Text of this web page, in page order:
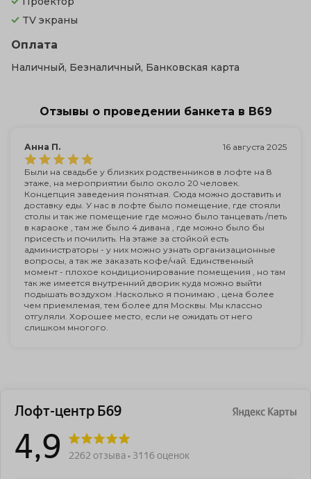
TV экраны
Оплата
Наличный, Безналичный, Банковская карта
Отзывы о проведении банкета в В69
Анна П. 16 августа 2025
Были на свадьбе у близких родственников в лофте на 8
этаже, на мероприятии было около 20 человек.
Концепция заведения понятная. Сюда можно доставить и
доставку еды. У нас в лофте было помещение, где стояли
столы и так же помещение где можно было танцевать /петь
в караоке , там же было 4 дивана , где можно было бы
присесть и почилить. На этаже за стойкой есть
администраторы - у них можно узнать организационные
вопросы, а так же заказать кофе/чай. Единственный
момент - плохое кондиционирование помещения , но там
так же имеется внутренний дворик куда можно выйти
подышать воздухом .Насколько я понимаю , цена более
чем приемлемая, тем более для Москвы. Мы классно
отгуляли. Хорошее место, если не ожидать от него
слишком многого.